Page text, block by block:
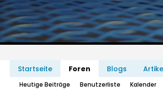
Startseite Foren Blogs
Heutige Beiträge Benutzerliste Kalender